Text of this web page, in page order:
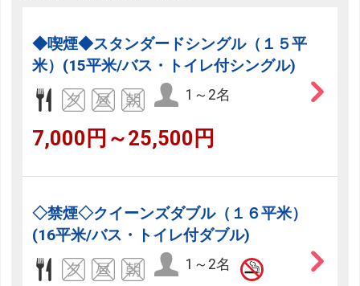
◆喫煙◆スタンダードシングル（１５平
米）(15平米/バス・トイレ付シングル)
1～2名
7,000円～25,500円
◇禁煙◇クイーンズダブル（１６平米）
(16平米/バス・トイレ付ダブル)
1～2名